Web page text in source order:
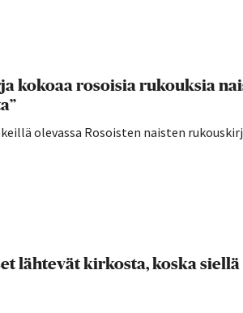
kokoaa rosoisia rukouksia
olevassa Rosoisten naisten
lähtevät kirkosta, koska